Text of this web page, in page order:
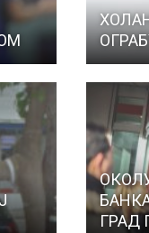
ГРАД